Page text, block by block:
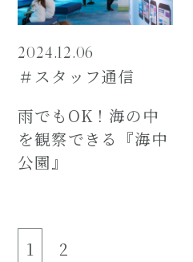
2024.12.06
＃スタッフ通信
雨でもOK！海の中
を観察できる『海中
公園』
1 2